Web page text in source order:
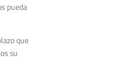
pueda
que
su